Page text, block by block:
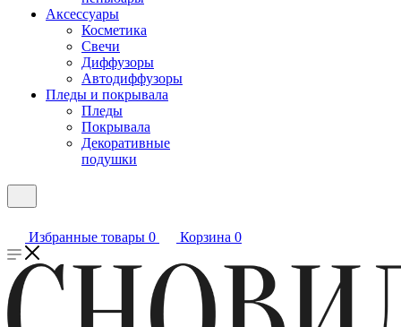
Аксессуары
Косметика
Свечи
Диффузоры
Автодиффузоры
Пледы и покрывала
Пледы
Покрывала
Декоративные
подушки
Избранные товары 0 Корзина 0